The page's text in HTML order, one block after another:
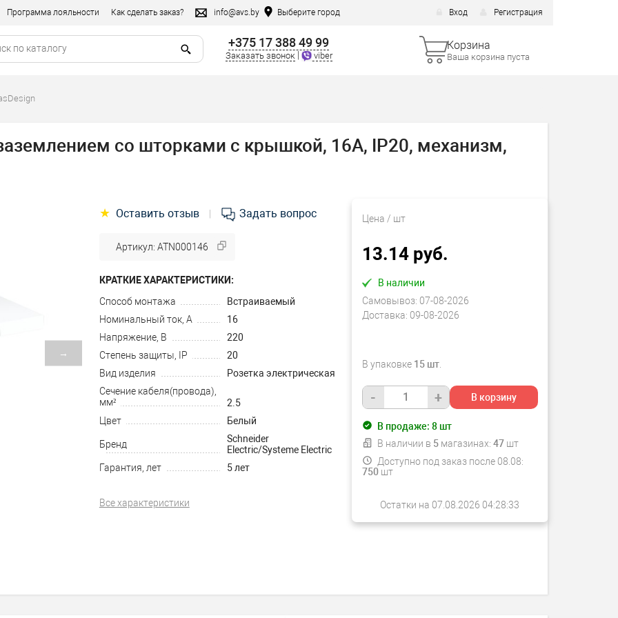
Программа лояльности Как сделать заказ? info@avs.by Выберите город Вход Регистрация
+375 17 388 49 99
Заказать звонок viber
Корзина
Ваша корзина пуста
со шторками с крышкой, 16А, IP20, механизм,
→
Цена / шт
13.14 руб.
В наличии
Самовывоз: 07-08-2026
Доставка: 09-08-2026
В упаковке 15 шт.
- + В корзину
В продаже: 8 шт
В наличии в 5 магазинах: 47 шт
Доступно под заказ после 08.08:
750шт
Остатки на 07.08.2026 04:28:33
★ Оставить отзыв Задать вопрос
Артикул: ATN000146
КРАТКИЕ ХАРАКТЕРИСТИКИ:
Способ монтажа
Встраиваемый
Номинальный ток, А
16
Напряжение, В
220
Степень защиты, IP
20
Вид изделия
Розетка электрическая
Сечение кабеля(провода),
мм²
2.5
Цвет
Белый
Бренд
Schneider
Electric/Systeme Electric
Гарантия, лет
5 лет
Все характеристики